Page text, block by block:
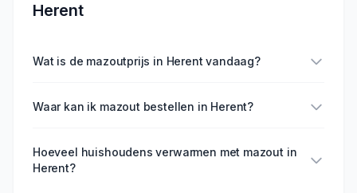
Herent
Wat is de mazoutprijs in Herent vandaag?
Waar kan ik mazout bestellen in Herent?
Hoeveel huishoudens verwarmen met mazout in
Herent?